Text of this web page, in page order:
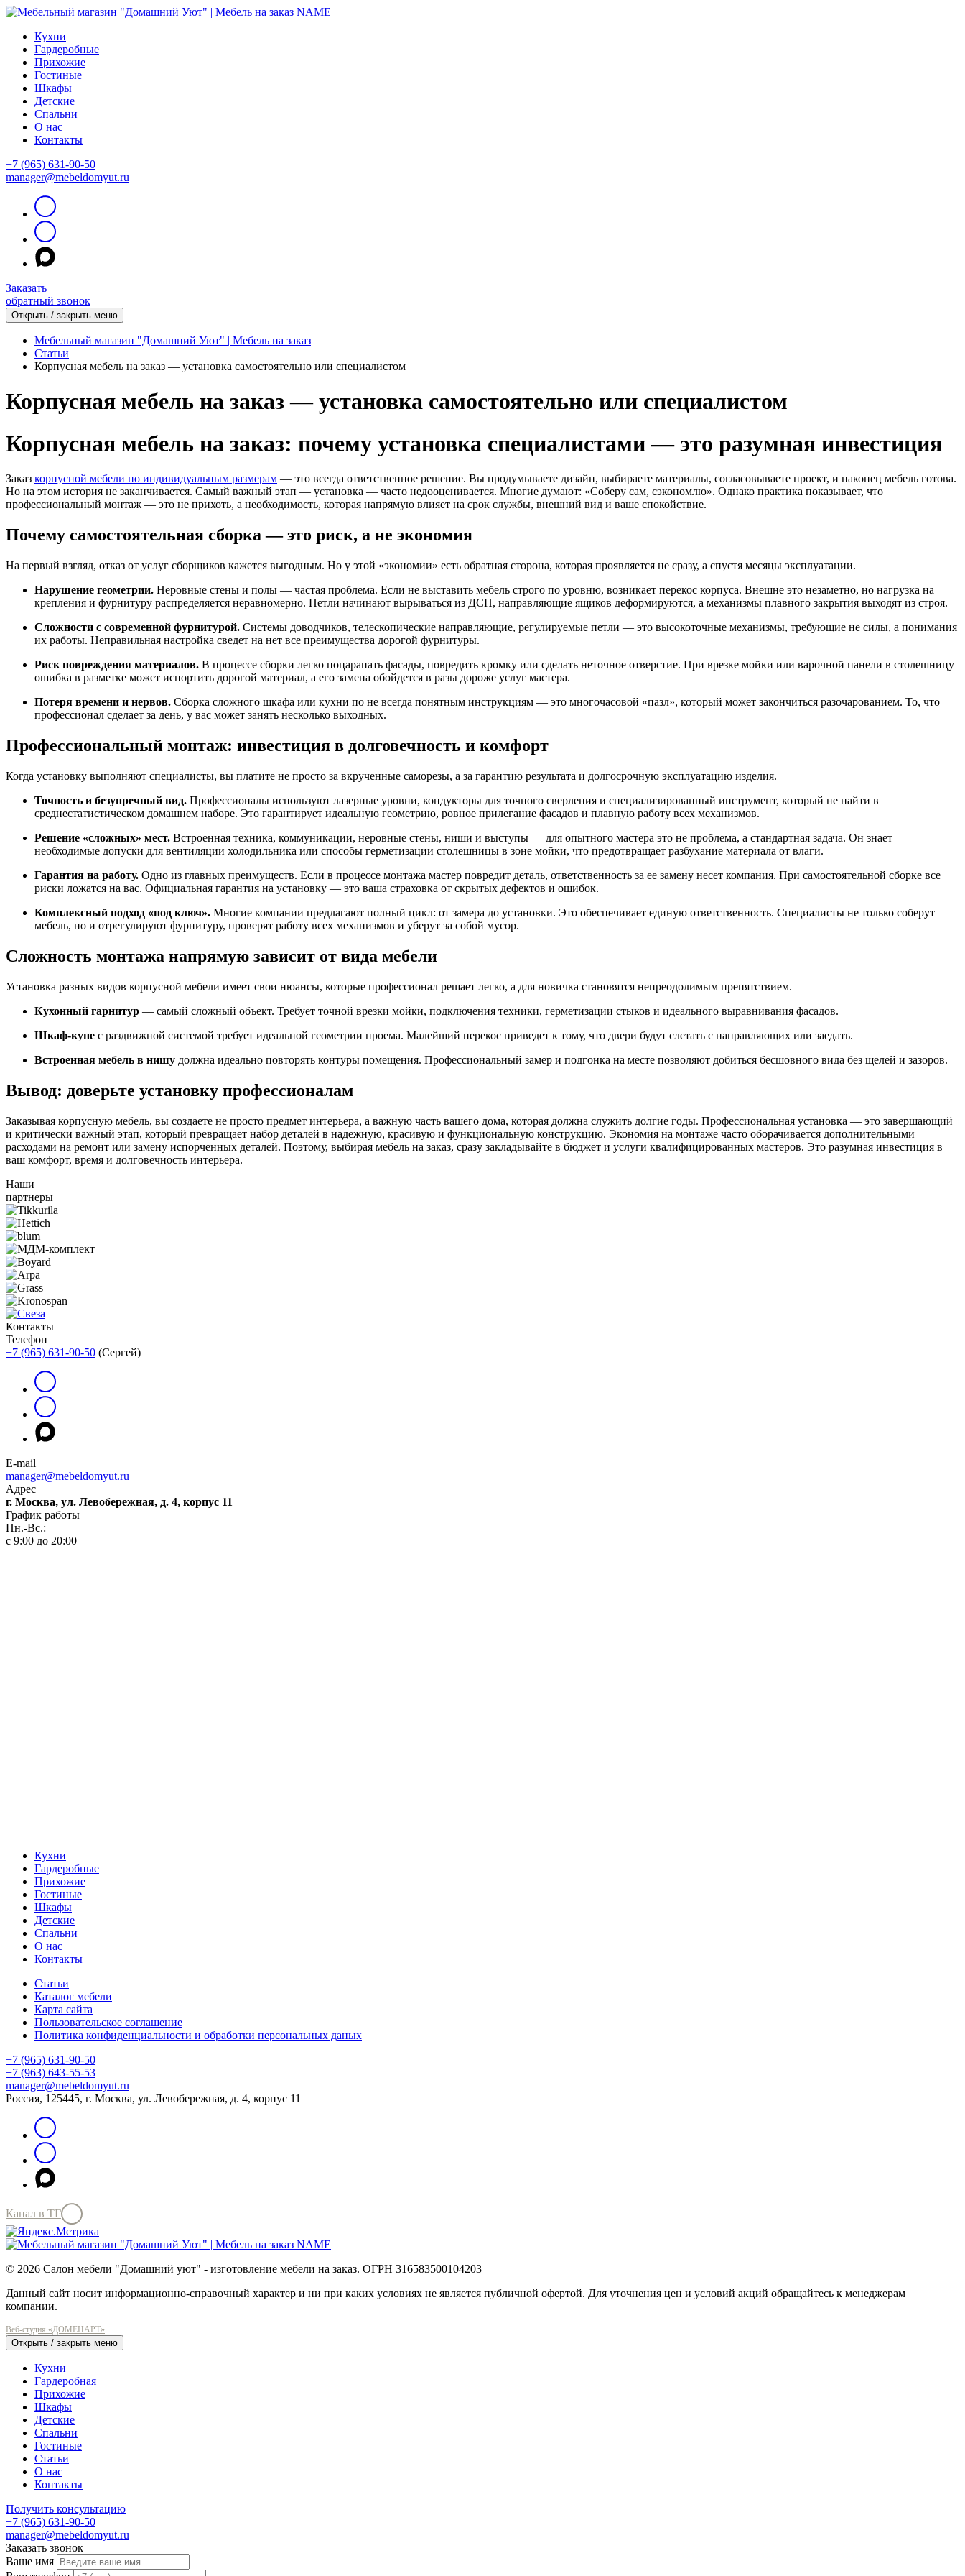
Кухни
Гардеробные
Прихожие
Гостиные
Шкафы
Детские
Спальни
О нас
Контакты
+7 (965) 631-90-50
manager@mebeldomyut.ru
Заказать
обратный звонок
Открыть / закрыть меню
Мебельный магазин "Домашний Уют" | Мебель на заказ
Статьи
Корпусная мебель на заказ — установка самостоятельно или специалистом
Корпусная мебель на заказ — установка самостоятельно или специалистом
Корпусная мебель на заказ: почему установка специалистами — это разумная инвестиция
Заказ корпусной мебели по индивидуальным размерам — это всегда ответственное решение. Вы продумываете дизайн, выбираете материалы, согласовываете проект, и наконец мебель готова.
Но на этом история не заканчивается. Самый важный этап — установка — часто недооценивается. Многие думают: «Соберу сам, сэкономлю». Однако практика показывает, что
профессиональный монтаж — это не прихоть, а необходимость, которая напрямую влияет на срок службы, внешний вид и ваше спокойствие.
Почему самостоятельная сборка — это риск, а не экономия
На первый взгляд, отказ от услуг сборщиков кажется выгодным. Но у этой «экономии» есть обратная сторона, которая проявляется не сразу, а спустя месяцы эксплуатации.
Нарушение геометрии. Неровные стены и полы — частая проблема. Если не выставить мебель строго по уровню, возникает перекос корпуса. Внешне это незаметно, но нагрузка на
крепления и фурнитуру распределяется неравномерно. Петли начинают вырываться из ДСП, направляющие ящиков деформируются, а механизмы плавного закрытия выходят из строя.
Сложности с современной фурнитурой. Системы доводчиков, телескопические направляющие, регулируемые петли — это высокоточные механизмы, требующие не силы, а понимания
их работы. Неправильная настройка сведет на нет все преимущества дорогой фурнитуры.
Риск повреждения материалов. В процессе сборки легко поцарапать фасады, повредить кромку или сделать неточное отверстие. При врезке мойки или варочной панели в столешницу
ошибка в разметке может испортить дорогой материал, а его замена обойдется в разы дороже услуг мастера.
Потеря времени и нервов. Сборка сложного шкафа или кухни по не всегда понятным инструкциям — это многочасовой «пазл», который может закончиться разочарованием. То, что
профессионал сделает за день, у вас может занять несколько выходных.
Профессиональный монтаж: инвестиция в долговечность и комфорт
Когда установку выполняют специалисты, вы платите не просто за вкрученные саморезы, а за гарантию результата и долгосрочную эксплуатацию изделия.
Точность и безупречный вид. Профессионалы используют лазерные уровни, кондукторы для точного сверления и специализированный инструмент, который не найти в
среднестатистическом домашнем наборе. Это гарантирует идеальную геометрию, ровное прилегание фасадов и плавную работу всех механизмов.
Решение «сложных» мест. Встроенная техника, коммуникации, неровные стены, ниши и выступы — для опытного мастера это не проблема, а стандартная задача. Он знает
необходимые допуски для вентиляции холодильника или способы герметизации столешницы в зоне мойки, что предотвращает разбухание материала от влаги.
Гарантия на работу. Одно из главных преимуществ. Если в процессе монтажа мастер повредит деталь, ответственность за ее замену несет компания. При самостоятельной сборке все
риски ложатся на вас. Официальная гарантия на установку — это ваша страховка от скрытых дефектов и ошибок.
Комплексный подход «под ключ». Многие компании предлагают полный цикл: от замера до установки. Это обеспечивает единую ответственность. Специалисты не только соберут
мебель, но и отрегулируют фурнитуру, проверят работу всех механизмов и уберут за собой мусор.
Сложность монтажа напрямую зависит от вида мебели
Установка разных видов корпусной мебели имеет свои нюансы, которые профессионал решает легко, а для новичка становятся непреодолимым препятствием.
Кухонный гарнитур — самый сложный объект. Требует точной врезки мойки, подключения техники, герметизации стыков и идеального выравнивания фасадов.
Шкаф-купе с раздвижной системой требует идеальной геометрии проема. Малейший перекос приведет к тому, что двери будут слетать с направляющих или заедать.
Встроенная мебель в нишу должна идеально повторять контуры помещения. Профессиональный замер и подгонка на месте позволяют добиться бесшовного вида без щелей и зазоров.
Вывод: доверьте установку профессионалам
Заказывая корпусную мебель, вы создаете не просто предмет интерьера, а важную часть вашего дома, которая должна служить долгие годы. Профессиональная установка — это завершающий
и критически важный этап, который превращает набор деталей в надежную, красивую и функциональную конструкцию. Экономия на монтаже часто оборачивается дополнительными
расходами на ремонт или замену испорченных деталей. Поэтому, выбирая мебель на заказ, сразу закладывайте в бюджет и услуги квалифицированных мастеров. Это разумная инвестиция в
ваш комфорт, время и долговечность интерьера.
Наши
партнеры
Контакты
Телефон
+7 (965) 631-90-50 (Сергей)
E-mail
manager@mebeldomyut.ru
Адрес
г. Москва, ул. Левобережная, д. 4, корпус 11
График работы
Пн.-Вс.:
с 9:00 до 20:00
Кухни
Гардеробные
Прихожие
Гостиные
Шкафы
Детские
Спальни
О нас
Контакты
Статьи
Каталог мебели
Карта сайта
Пользовательское соглашение
Политика конфиденциальности и обработки персональных даных
+7 (965) 631-90-50
+7 (963) 643-55-53
manager@mebeldomyut.ru
Россия, 125445, г. Москва, ул. Левобережная, д. 4, корпус 11
Канал в ТГ
© 2026 Салон мебели "Домашний уют" - изготовление мебели на заказ. ОГРН 316583500104203
Данный сайт носит информационно-справочный характер и ни при каких условиях не является публичной офертой. Для уточнения цен и условий акций обращайтесь к менеджерам
компании.
Веб-студия «ДОМЕНАРТ»
Открыть / закрыть меню
Кухни
Гардеробная
Прихожие
Шкафы
Детские
Спальни
Гостиные
Статьи
О нас
Контакты
Получить консультацию
+7 (965) 631-90-50
manager@mebeldomyut.ru
Заказать звонок
Ваше имя